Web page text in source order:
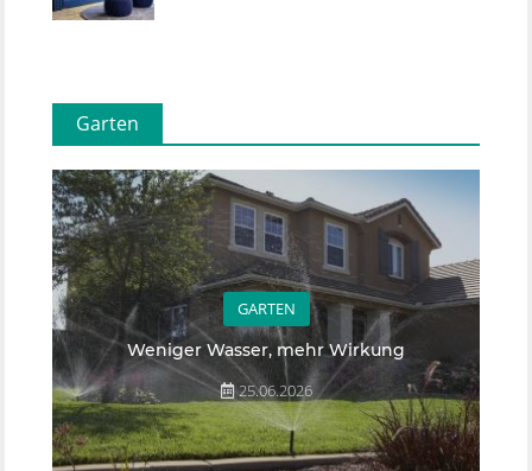
Garten
GARTEN
Weniger Wasser, mehr Wirkung
25.06.2026